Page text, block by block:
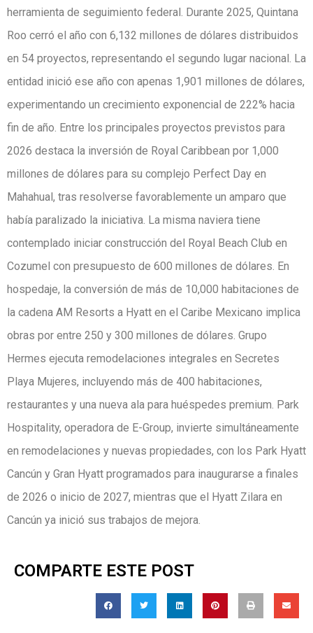
herramienta de seguimiento federal. Durante 2025, Quintana
Roo cerró el año con 6,132 millones de dólares distribuidos
en 54 proyectos, representando el segundo lugar nacional. La
entidad inició ese año con apenas 1,901 millones de dólares,
experimentando un crecimiento exponencial de 222% hacia
fin de año. Entre los principales proyectos previstos para
2026 destaca la inversión de Royal Caribbean por 1,000
millones de dólares para su complejo Perfect Day en
Mahahual, tras resolverse favorablemente un amparo que
había paralizado la iniciativa. La misma naviera tiene
contemplado iniciar construcción del Royal Beach Club en
Cozumel con presupuesto de 600 millones de dólares. En
hospedaje, la conversión de más de 10,000 habitaciones de
la cadena AM Resorts a Hyatt en el Caribe Mexicano implica
obras por entre 250 y 300 millones de dólares. Grupo
Hermes ejecuta remodelaciones integrales en Secretes
Playa Mujeres, incluyendo más de 400 habitaciones,
restaurantes y una nueva ala para huéspedes premium. Park
Hospitality, operadora de E-Group, invierte simultáneamente
en remodelaciones y nuevas propiedades, con los Park Hyatt
Cancún y Gran Hyatt programados para inaugurarse a finales
de 2026 o inicio de 2027, mientras que el Hyatt Zilara en
Cancún ya inició sus trabajos de mejora.
COMPARTE ESTE POST